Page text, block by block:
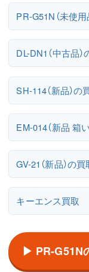
PR-G51N（未使
DL-DN1（中古品
SH-114（新品）の
EM-014（新品 箱
GV-21（新品）の
キーエンス買取
▶ PR-G51N